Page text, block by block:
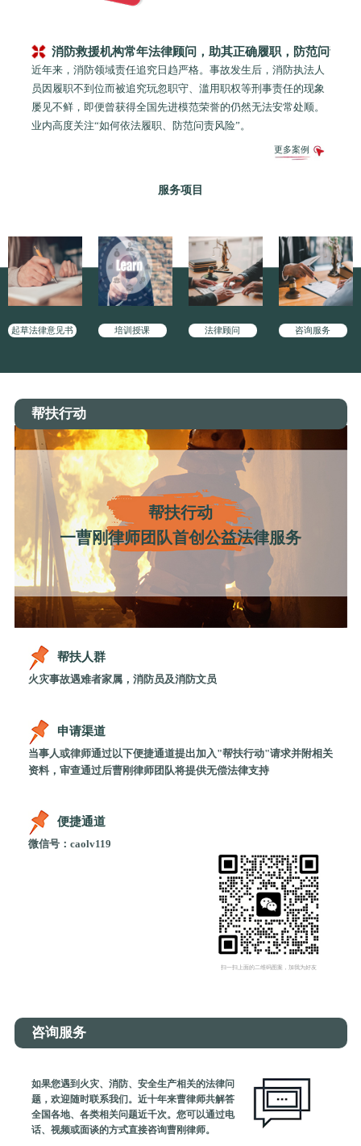
消防救援机构常年法律顾问，助其正确履职，防范问责
近年来，消防领域责任追究日趋严格。事故发生后，消防执法人
员因履职不到位而被追究玩忽职守、滥用职权等刑事责任的现象
屡见不鲜，即便曾获得全国先进模范荣誉的仍然无法安常处顺。
业内高度关注“如何依法履职、防范问责风险”。
更多案例
服务项目
起草法律意见书 培训授课 法律顾问 咨询服务
帮扶行动
帮扶行动
一曹刚律师团队首创公益法律服务
帮扶人群
火灾事故遇难者家属，消防员及消防文员
申请渠道
当事人或律师通过以下便捷通道提出加入"帮扶行动"请求并附相关
资料，审查通过后曹刚律师团队将提供无偿法律支持
便捷通道
微信号：caolv119
扫一扫上面的二维码图案，加我为好友
咨询服务
如果您遇到火灾、消防、安全生产相关的法律问
题，欢迎随时联系我们。近十年来曹律师共解答
全国各地、各类相关问题近千次。您可以通过电
话、视频或面谈的方式直接咨询曹刚律师。